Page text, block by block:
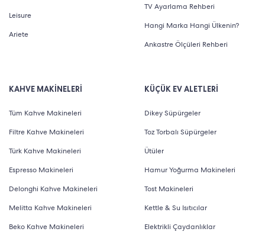
Leisure
Ariete
TV Ayarlama Rehberi
Hangi Marka Hangi Ülkenin?
Ankastre Ölçüleri Rehberi
KAHVE MAKİNELERİ
Tüm Kahve Makineleri
Filtre Kahve Makineleri
Türk Kahve Makineleri
Espresso Makineleri
Delonghi Kahve Makineleri
Melitta Kahve Makineleri
Beko Kahve Makineleri
KÜÇÜK EV ALETLERİ
Dikey Süpürgeler
Toz Torbalı Süpürgeler
Ütüler
Hamur Yoğurma Makineleri
Tost Makineleri
Kettle & Su Isıtıcılar
Elektrikli Çaydanlıklar